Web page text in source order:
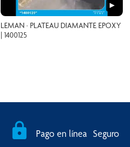
▶
LEMAN · PLATEAU DIAMANTE EPOXY
| 1400125
Pago en línea Seguro